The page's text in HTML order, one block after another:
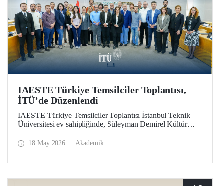
IAESTE Türkiye Temsilciler Toplantısı,
İTÜ’de Düzenlendi
IAESTE Türkiye Temsilciler Toplantısı İstanbul Teknik
Üniversitesi ev sahipliğinde, Süleyman Demirel Kültür
18 May 2026 Akademik